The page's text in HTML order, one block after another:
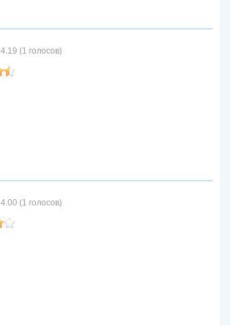
4.19 (1 голосов)
4.00 (1 голосов)